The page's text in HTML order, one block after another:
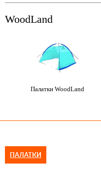
WoodLand
Палатки WoodLand
ПАЛАТКИ